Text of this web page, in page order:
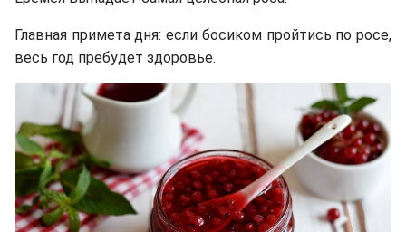
Главная примета дня: если босиком пройтись по росе,
весь год пребудет здоровье.